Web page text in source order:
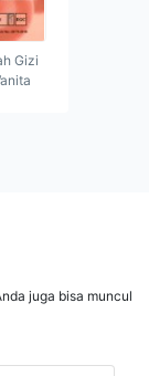
Gizi
juga bisa muncul